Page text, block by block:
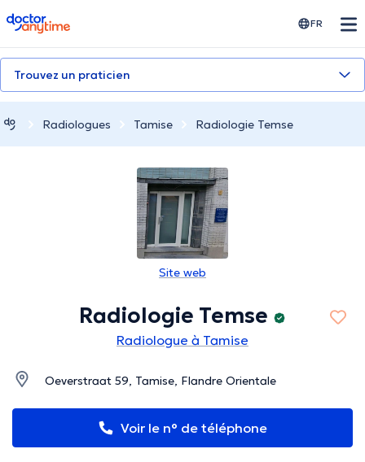
doctoranytime FR
Trouvez un praticien
Radiologues Tamise Radiologie Temse
Site web
Radiologie Temse
Radiologue à Tamise
Oeverstraat 59, Tamise, Flandre Orientale
Voir le n° de téléphone